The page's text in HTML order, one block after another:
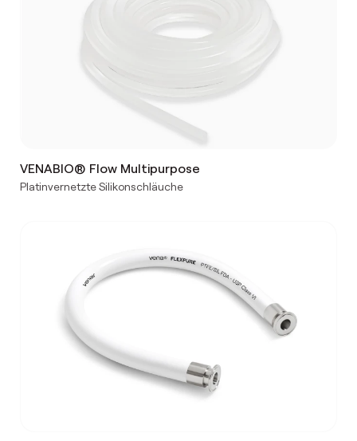
VENABIO® Flow Multipurpose
Platinvernetzte Silikonschläuche